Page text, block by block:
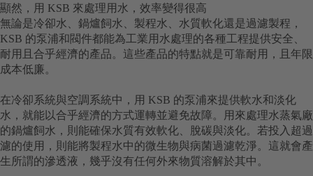
顯然，用 KSB 來處理用水，效率變得很高
無論是冷卻水、鍋爐飼水、製程水、水質軟化還是過濾製程，
KSB 的泵浦和閥件都能為工業用水處理的各種工程提供安全、
耐用且合乎經濟的產品。這些產品的特點就是可靠耐用，且年限
成本低廉。
在冷卻系統與空調系統中，用 KSB 的泵浦來提供軟水和淡化
水，就能以合乎經濟的方式運轉並避免故障。用來處理水蒸氣廠
的鍋爐飼水，則能確保水質有效軟化、脫碳與淡化。若投入超過
濾的使用，則能將製程水中的微生物與病菌過濾乾淨。這就會產
生所謂的滲透液，幾乎沒有任何外來物質溶解於其中。